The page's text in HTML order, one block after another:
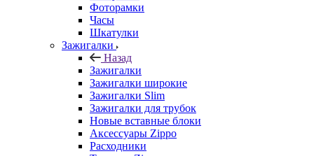
Фоторамки
Часы
Шкатулки
Зажигалки
Назад
Зажигалки
Зажигалки широкие
Зажигалки Slim
Зажигалки для трубок
Новые вставные блоки
Аксессуары Zippo
Расходники